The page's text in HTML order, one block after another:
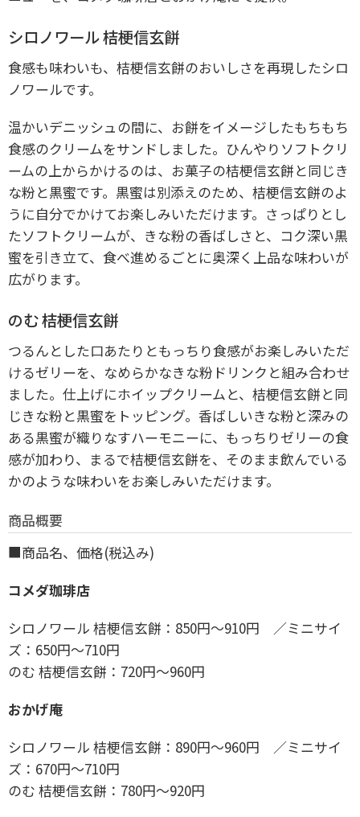
シロノワール 桔梗信玄餅
食感も味わいも、桔梗信玄餅のおいしさを再現したシロ
ノワールです。
温かいデニッシュの間に、お餅をイメージしたもちもち
食感のクリームをサンドしました。ひんやりソフトクリ
ームの上からかけるのは、お菓子の桔梗信玄餅と同じき
な粉と黒蜜です。黒蜜は別添えのため、桔梗信玄餅のよ
うに自分でかけてお楽しみいただけます。さっぱりとし
たソフトクリームが、きな粉の香ばしさと、コク深い黒
蜜を引き立て、食べ進めるごとに奥深く上品な味わいが
広がります。
のむ 桔梗信玄餅
つるんとした口あたりともっちり食感がお楽しみいただ
けるゼリーを、なめらかなきな粉ドリンクと組み合わせ
ました。仕上げにホイップクリームと、桔梗信玄餅と同
じきな粉と黒蜜をトッピング。香ばしいきな粉と深みの
ある黒蜜が織りなすハーモニーに、もっちりゼリーの食
感が加わり、まるで桔梗信玄餅を、そのまま飲んでいる
かのような味わいをお楽しみいただけます。
商品概要
■商品名、価格(税込み)
コメダ珈琲店
シロノワール 桔梗信玄餅：850円～910円 ／ミニサイ
ズ：650円～710円
のむ 桔梗信玄餅：720円～960円
おかげ庵
シロノワール 桔梗信玄餅：890円～960円 ／ミニサイ
ズ：670円～710円
のむ 桔梗信玄餅：780円～920円